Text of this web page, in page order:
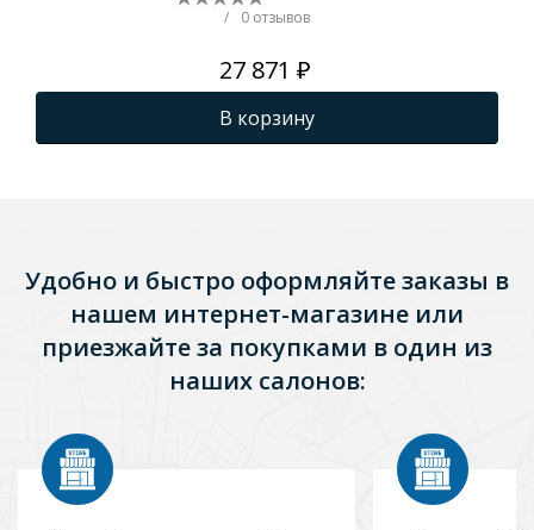
антизапотевание,/ 0 отзывов
27 871 ₽
В корзину
Удобно и быстро оформляйте заказы в
нашем интернет-магазине или
приезжайте за покупками в один из
наших салонов: